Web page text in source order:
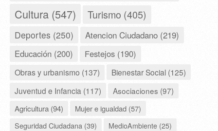
Cultura (547) Turismo (405)
Deportes (250) Atencion Ciudadano (219)
Educación (200) Festejos (190)
Obras y urbanismo (137)
Bienestar Social (125)
Juventud e Infancia (117)
Asociaciones (97)
Agricultura (94)
Mujer e igualdad (57)
Seguridad Ciudadana (39)
MedioAmbiente (25)